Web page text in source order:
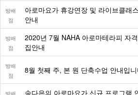
방배
점
아로마요가 휴강연장 및 라이브클래
안내
방배
점
2020년 7월 NAHA 아로마테라피 자
집안내
방배
점
8월 첫째 주, 본 원 단축수업 안내입
방배 송다은의 아로마요가 신규 프로그램